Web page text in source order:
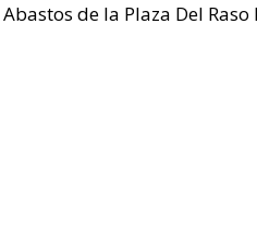
de la Plaza Del